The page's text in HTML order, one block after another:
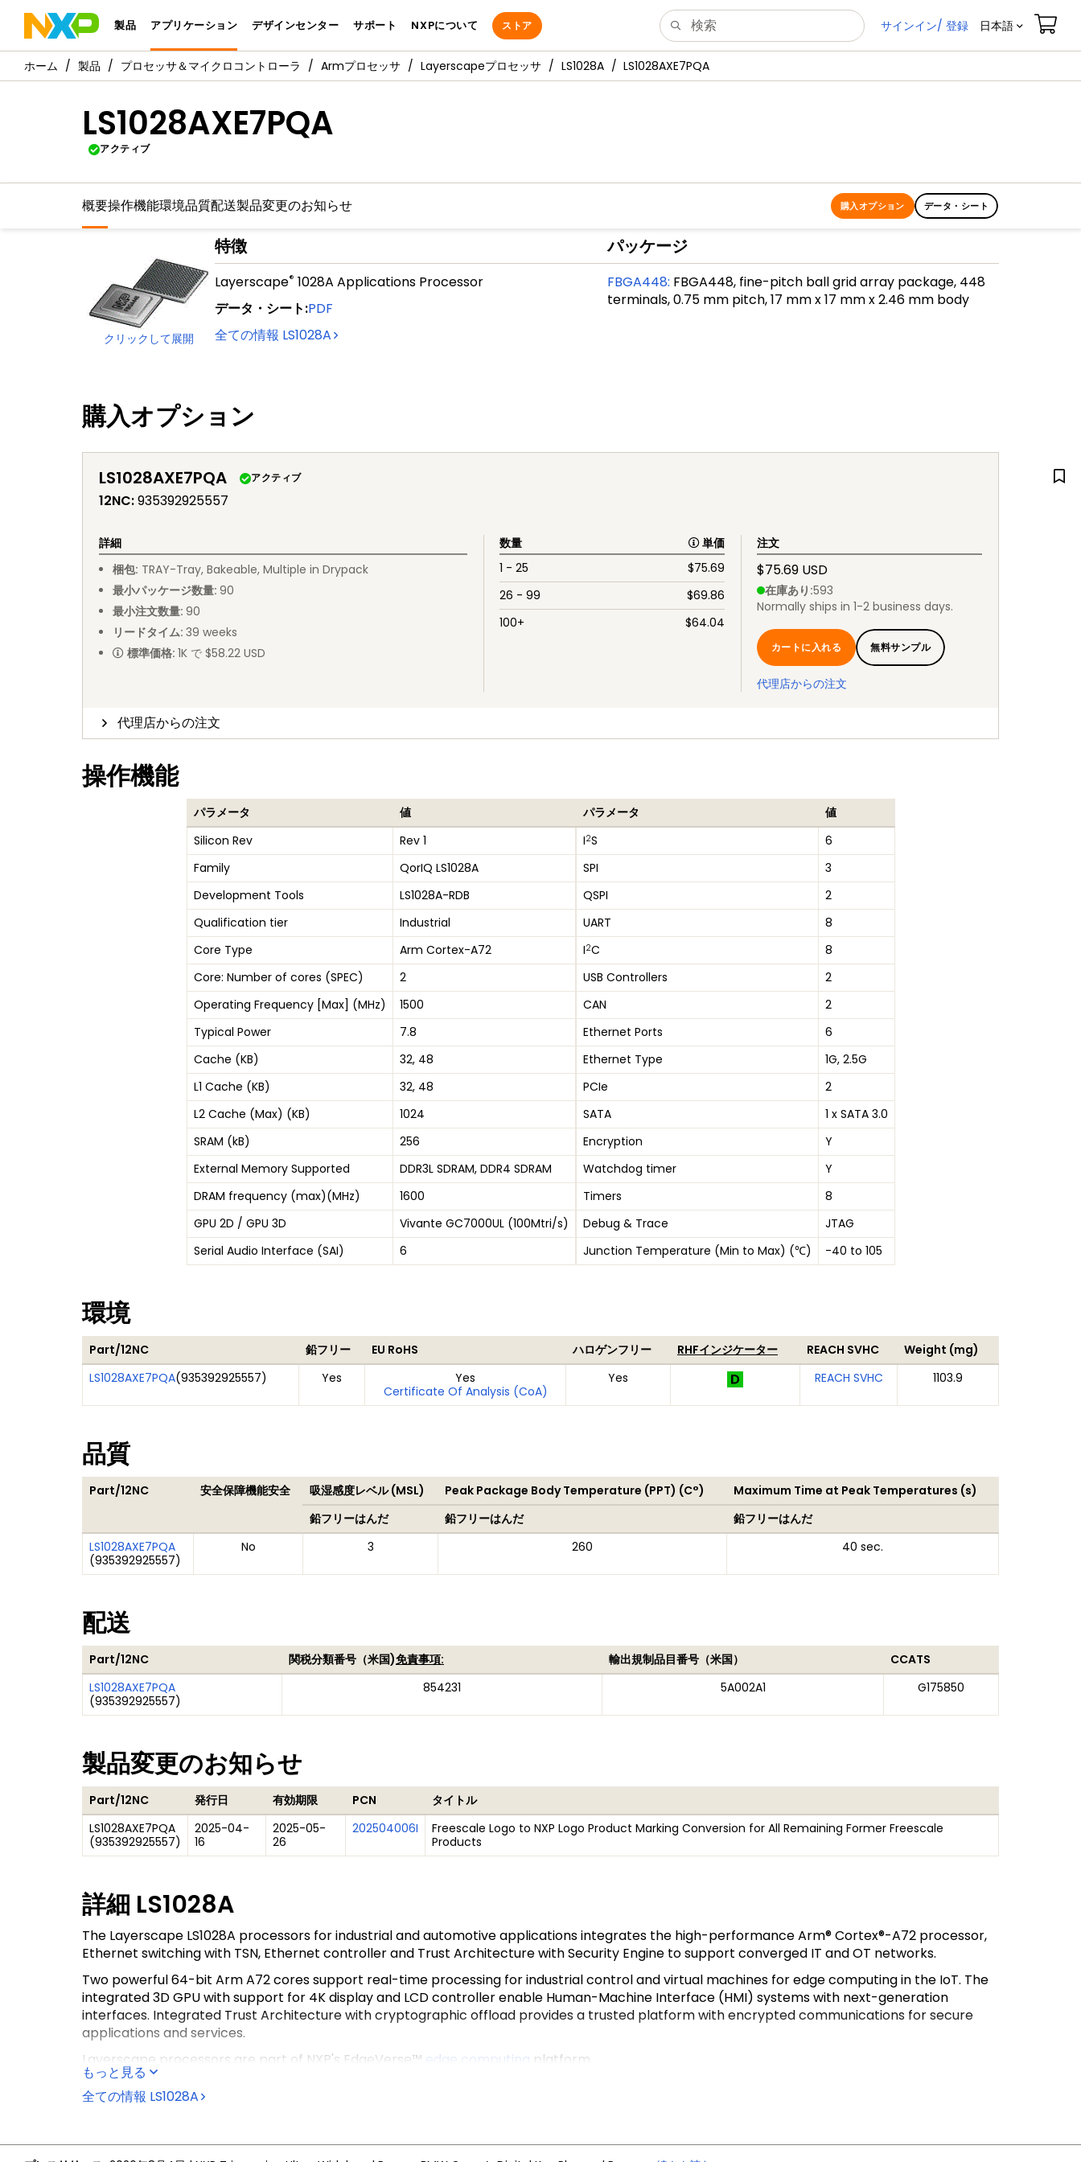
製品 アプリケーション デザインセンター サポート NXPについて ストア サインイン/ 登録 日本語
製品 プロセッサ＆マイクロコントローラ Armプロセッサ Layerscapeプロセッサ LS1028A LS1028AXE7PQA
LS1028AXE7PQA
アクティブ
概要操作機能環境品質配送製品変更のお知らせ 購入オプション データ・シート
クリックして展開
特徴
Layerscape® 1028A Applications Processor
データ・シート:PDF
全ての情報 LS1028A
パッケージ
FBGA448: FBGA448, fine-pitch ball grid array package, 448
terminals, 0.75 mm pitch, 17 mm x 17 mm x 2.46 mm body
購入オプション
LS1028AXE7PQA アクティブ
12NC:935392925557
詳細
梱包: TRAY-Tray, Bakeable, Multiple in Drypack
最小パッケージ数量: 90
最小注文数量: 90
リードタイム: 39 weeks
標準価格: 1K で $58.22 USD
数量
単価
1 - 25
$75.69
26 - 99
$69.86
100+
$64.04
注文
$75.69 USD
在庫あり :593
Normally ships in 1-2 business days.
カートに入れる 無料サンプル
代理店からの注文
代理店からの注文
操作機能
パラメータ
値
Silicon Rev
Rev 1
Family
QorIQ LS1028A
Development Tools
LS1028A-RDB
Qualification tier
Industrial
Core Type
Arm Cortex-A72
Core: Number of cores (SPEC)
2
Operating Frequency [Max] (MHz)
1500
Typical Power
7.8
Cache (KB)
32, 48
L1 Cache (KB)
32, 48
L2 Cache (Max) (KB)
1024
SRAM (kB)
256
External Memory Supported
DDR3L SDRAM, DDR4 SDRAM
DRAM frequency (max)(MHz)
1600
GPU 2D / GPU 3D
Vivante GC7000UL (100Mtri/s)
Serial Audio Interface (SAI)
6
パラメータ
値
I2S
6
SPI
3
QSPI
2
UART
8
I2C
8
USB Controllers
2
CAN
2
Ethernet Ports
6
Ethernet Type
1G, 2.5G
PCIe
2
SATA
1 x SATA 3.0
Encryption
Y
Watchdog timer
Y
Timers
8
Debug & Trace
JTAG
Junction Temperature (Min to Max) (℃)
-40 to 105
環境
Part/12NC 鉛フリー EU RoHS ハロゲンフリー RHFインジケーター REACH SVHC
Weight (mg)
LS1028AXE7PQA(935392925557) Yes
Yes
Certificate Of Analysis (CoA)
Yes REACH SVHC 1103.9
品質
Part/12NC 安全保障機能安全 吸湿感度レベル (MSL) Peak Package Body Temperature (PPT) (C°)
Maximum Time at Peak Temperatures (s)
鉛フリーはんだ
鉛フリーはんだ
鉛フリーはんだ
LS1028AXE7PQA
(935392925557)
No 3 260 40 sec.
配送
Part/12NC 関税分類番号（米国)免責事項: 輸出規制品目番号（米国）
CCATS
LS1028AXE7PQA
(935392925557)
854231 5A002A1 G175850
製品変更のお知らせ
Part/12NC 発行日 有効期限 PCN
タイトル
LS1028AXE7PQA
(935392925557)
2025-04-
16
2025-05-
26
202504006I
Freescale Logo to NXP Logo Product Marking Conversion for All Remaining Former Freescale
Products
詳細 LS1028A
The Layerscape LS1028A processors for industrial and automotive applications integrates the high-performance Arm® Cortex®-A72 processor,
Ethernet switching with TSN, Ethernet controller and Trust Architecture with Security Engine to support converged IT and OT networks.
Two powerful 64-bit Arm A72 cores support real-time processing for industrial control and virtual machines for edge computing in the IoT. The
integrated 3D GPU with support for 4K display and LCD controller enable Human-Machine Interface (HMI) systems with next-generation
interfaces. Integrated Trust Architecture with cryptographic offload provides a trusted platform with encrypted communications for secure
applications and services.
Layerscape processors are part of NXP's EdgeVerse™ edge computing platform.
もっと見る
全ての情報 LS1028A